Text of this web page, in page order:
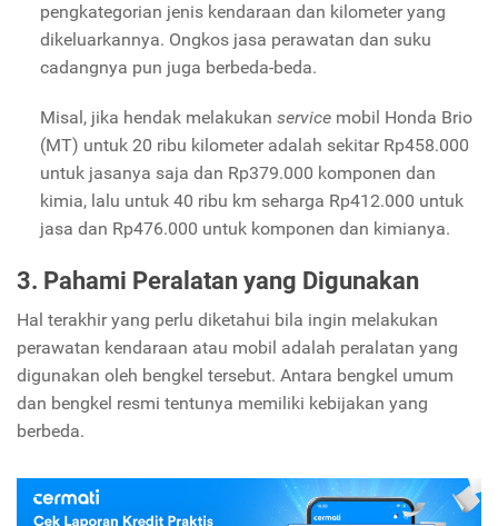
pengkategorian jenis kendaraan dan kilometer yang
dikeluarkannya. Ongkos jasa perawatan dan suku
cadangnya pun juga berbeda-beda.
Misal, jika hendak melakukan servicemobil Honda Brio
(MT) untuk 20 ribu kilometer adalah sekitar Rp458.000
untuk jasanya saja dan Rp379.000 komponen dan
kimia, lalu untuk 40 ribu km seharga Rp412.000 untuk
jasa dan Rp476.000 untuk komponen dan kimianya.
3. Pahami Peralatan yang Digunakan
Hal terakhir yang perlu diketahui bila ingin melakukan
perawatan kendaraan atau mobil adalah peralatan yang
digunakan oleh bengkel tersebut. Antara bengkel umum
dan bengkel resmi tentunya memiliki kebijakan yang
berbeda.